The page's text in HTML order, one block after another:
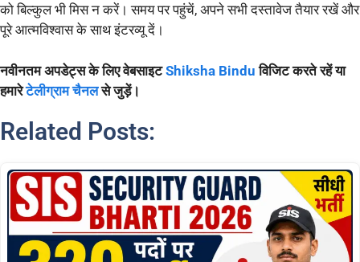
को बिल्कुल भी मिस न करें। समय पर पहुंचें, अपने सभी दस्तावेज तैयार रखें और
पूरे आत्मविश्वास के साथ इंटरव्यू दें।
नवीनतम अपडेट्स के लिए वेबसाइटShiksha Bindu विजिट करते रहें या
हमारेटेलीग्राम चैनल से जुड़ें।
Related Posts: